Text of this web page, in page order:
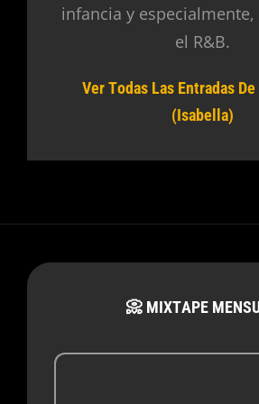
infancia y
el R&B.
Ver Todas Las Entradas De
(Isabella)
📀 MIXTAPE